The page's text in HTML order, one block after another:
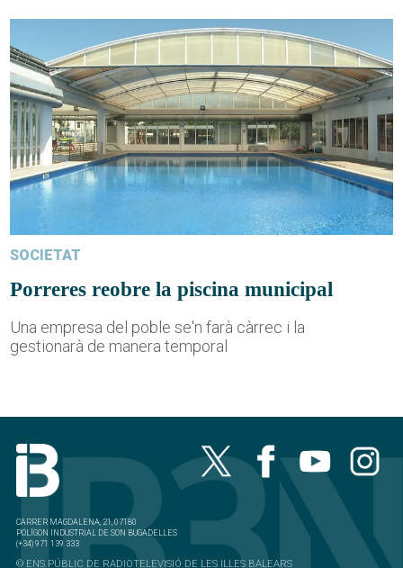
SOCIETAT
Porreres reobre la piscina municipal
Una empresa del poble se'n farà càrrec i la
gestionarà de manera temporal
CARRER MAGDALENA, 21, 07180
POLÍGON INDUSTRIAL DE SON BUGADELLES
(+34) 971 139 333
© ENS PÚBLIC DE RADIOTELEVISIÓ DE LES ILLES BALEARS